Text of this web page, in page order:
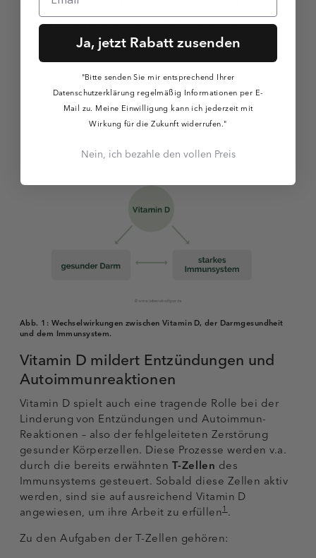
Darmbarriere ist von Vitamin D abhängig. Ist
diese beschädigt, können Erreger und
körperfremde Substanzen in den Blutkreislauf
gelangen, Entzündungsprozesse fördern und
das Immunsystem beeinträchtigen (Stichwort:
Leaky-Gut).
Abb. 1: Wechselwirkungen zwischen Vitamin D, der Darmgesundheit
und dem Immunsystem.
Vitamin D mildert Entzündungen und
Autoimmunreaktionen
Vitamin D spielt auch eine tragende Rolle bei der
Linderung von Entzündungen und Autoimmun-
Reaktionen – also der fehlgeleiteten Zerstörung
gesunder Körperzellen. Diese Prozesse werden v.a.
durch die bereits erwähnten T-Zellen des
Immunsystems gesteuert. Sobald diese Zellen aktiv
werden, sind sie auf ausreichend Vitamin D
angewiesen, um ihre Arbeit zu erfüllen1.
Zu den Aufgaben der T-Zellen gehören:
Ja, jetzt Rabatt zusenden
"Bitte senden Sie mir entsprechend Ihrer
Datenschutzerklärung regelmäßig Informationen per E-
Mail zu. Meine Einwilligung kann ich jederzeit mit
Wirkung für die Zukunft widerrufen."
Nein, ich bezahle den vollen Preis